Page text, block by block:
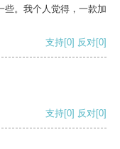
些。我个人觉得，一款加
支持[0] 反对[0]
支持[0] 反对[0]